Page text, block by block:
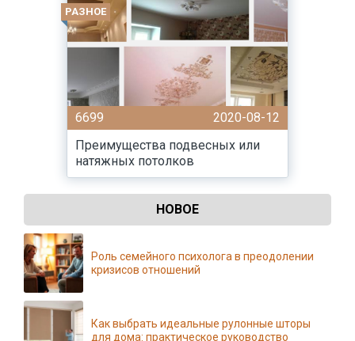
РАЗНОЕ
6699
2020-08-12
Преимущества подвесных или
натяжных потолков
НОВОЕ
Роль семейного психолога в преодолении
кризисов отношений
Как выбрать идеальные рулонные шторы
для дома: практическое руководство